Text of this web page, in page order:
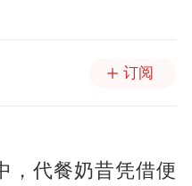
订阅
，代餐奶昔凭借便